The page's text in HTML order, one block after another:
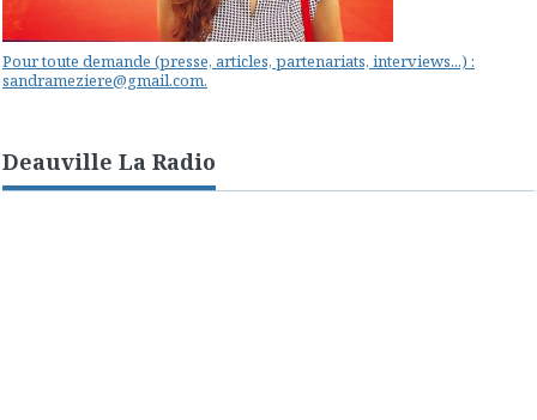
Pour toute demande (presse, articles, partenariats, interviews...) :
sandrameziere@gmail.com.
Deauville La Radio